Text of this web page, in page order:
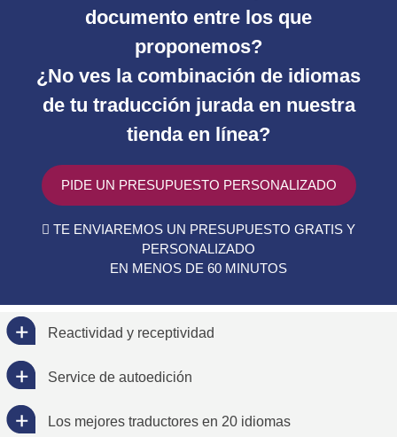
documento entre los que
proponemos?
¿No ves la combinación de idiomas
de tu traducción jurada en nuestra
tienda en línea?
PIDE UN PRESUPUESTO PERSONALIZADO
TE ENVIAREMOS UN PRESUPUESTO GRATIS Y
PERSONALIZADO
EN MENOS DE 60 MINUTOS
Reactividad y receptividad
Service de autoedición
Los mejores traductores en 20 idiomas